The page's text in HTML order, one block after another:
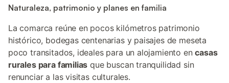
Naturaleza, patrimonio y planes en familia
La comarca reúne en pocos kilómetros patrimonio
histórico, bodegas centenarias y paisajes de meseta
poco transitados, ideales para un alojamiento encasas
rurales para familias que buscan tranquilidad sin
renunciar a las visitas culturales.